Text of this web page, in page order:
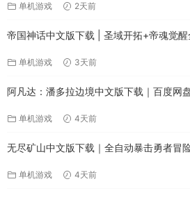
单机游戏 2天前
帝国神话中文版下载 | 圣域开拓+帝魂觉
单机游戏 3天前
阿凡达：潘多拉边境中文版下载｜百度网
单机游戏 4天前
无尽矿山中文版下载｜全自动暴击勇者冒
单机游戏 4天前